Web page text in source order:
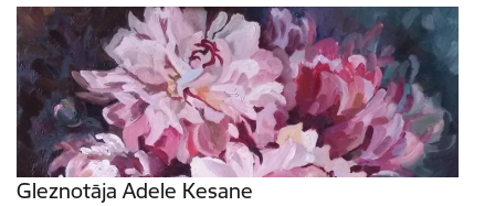
Gleznotāja Adele Kesane